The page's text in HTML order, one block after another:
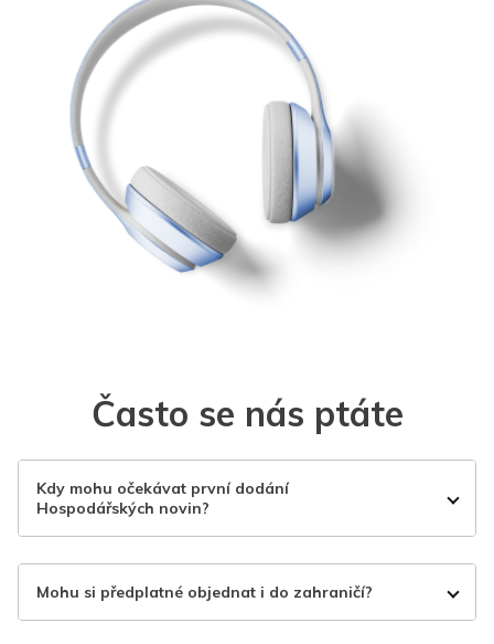
Často se nás ptáte
Kdy mohu očekávat první dodání
Hospodářských novin?
Mohu si předplatné objednat i do zahraničí?